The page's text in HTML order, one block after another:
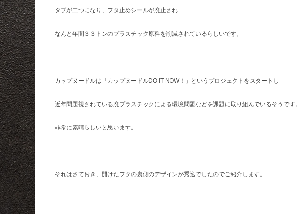
タブが二つになり、フタ止めシールが廃止され
なんと年間３３トンのプラスチック原料を削減されているらしいです。
カップヌードルは「カップヌードルDO IT NOW！」というプロジェクトをスタートし
近年問題視されている廃プラスチックによる環境問題などを課題に取り組んでいるそうです。
非常に素晴らしいと思います。
それはさておき、開けたフタの裏側のデザインが秀逸でしたのでご紹介します。